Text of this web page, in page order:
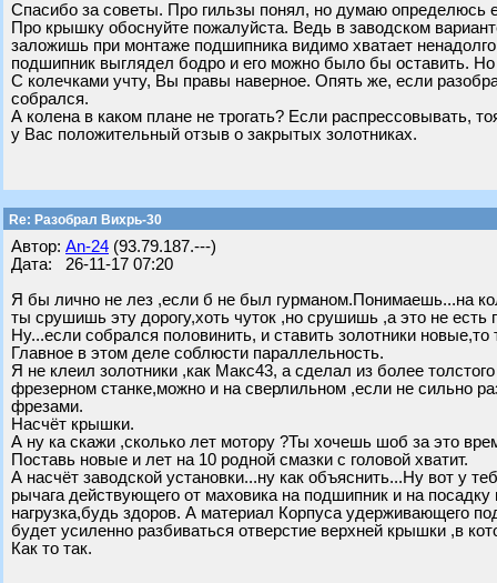
Спасибо за советы. Про гильзы понял, но думаю
Про крышку обоснуйте пожалуйста. Ведь в заводском
заложишь при монтаже подшипника видимо хватает
подшипник выглядел бодро и его можно было бы оставить.
С колечками учту, Вы правы наверное. Опять же, если
собрался.
А колена в каком плане не трогать? Если распрессовывать,
у Вас положительный отзыв о закрытых золотниках.
Re: Разобрал Вихрь-30
Автор: An-24 (93.79.187.---)
Дата: 26-11-17 07:20
Я бы лично не лез ,если б не был гурманом.Понимаешь...на
ты срушишь эту дорогу,хоть чуток ,но срушишь ,а это не есть
Ну...если собрался половинить, и ставить золотники
Главное в этом деле соблюсти параллельность.
Я не клеил золотники ,как Макс43, а сделал из более
фрезерном станке,можно и на сверлильном ,если не сильно
фрезами.
Насчёт крышки.
А ну ка скажи ,сколько лет мотору ?Ты хочешь шоб за это
Поставь новые и лет на 10 родной смазки с головой хватит.
А насчёт заводской установки...ну как объяснить...Ну вот у
рычага действующего от маховика на подшипник и на
нагрузка,будь здоров. А материал Корпуса удерживающего
будет усиленно разбиваться отверстие верхней крышки ,в
Как то так.